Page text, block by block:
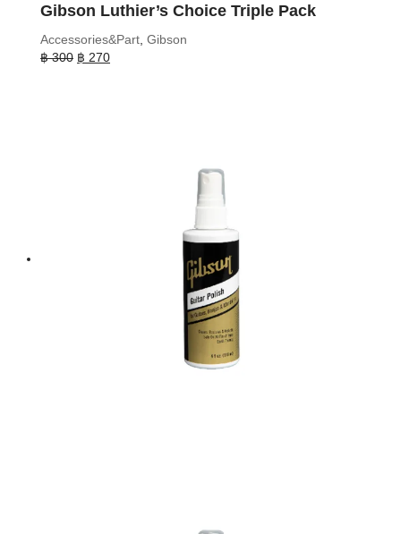
Gibson Luthier’s Choice Triple Pack
Accessories&Part, Gibson
฿300 Original
฿ 270Current